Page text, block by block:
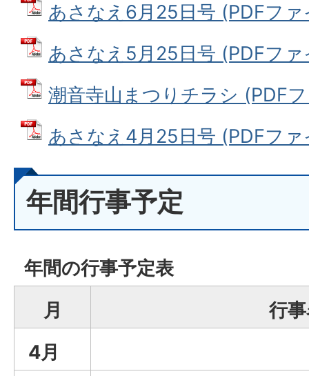
あさなえ6月25日号 (PDFフ
あさなえ5月25日号 (PDFフ
潮音寺山まつりチラシ (PDF
あさなえ4月25日号 (PDFフ
年間行事予定
年間の行事予定表
月
行
4月